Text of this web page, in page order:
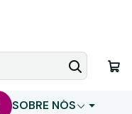
SOBRE NÓS